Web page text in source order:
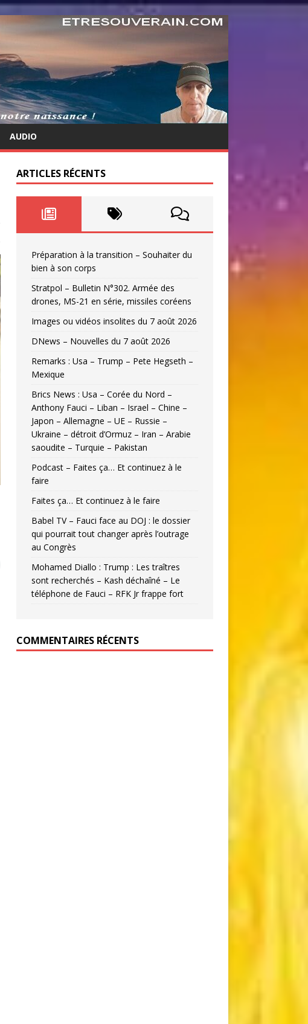
AUDIO
ARTICLES RÉCENTS
Préparation à la transition – Souhaiter du
bien à son corps
Stratpol – Bulletin N°302. Armée des
drones, MS-21 en série, missiles coréens
Images ou vidéos insolites du 7 août 2026
DNews – Nouvelles du 7 août 2026
Remarks : Usa – Trump – Pete Hegseth –
Mexique
Brics News : Usa – Corée du Nord –
Anthony Fauci – Liban – Israel – Chine –
Japon – Allemagne – UE – Russie –
Ukraine – détroit d’Ormuz – Iran – Arabie
saoudite – Turquie – Pakistan
Podcast – Faites ça… Et continuez à le
faire
Faites ça… Et continuez à le faire
Babel TV – Fauci face au DOJ : le dossier
qui pourrait tout changer après l’outrage
au Congrès
Mohamed Diallo : Trump : Les traîtres
sont recherchés – Kash déchaîné – Le
téléphone de Fauci – RFK Jr frappe fort
COMMENTAIRES RÉCENTS